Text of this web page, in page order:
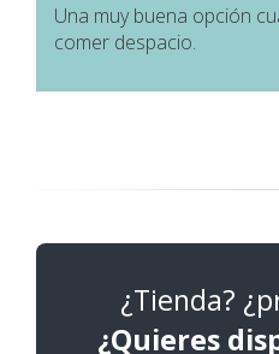
Una muy buena opción
comer despacio.
¿Tienda?
¿Quieres